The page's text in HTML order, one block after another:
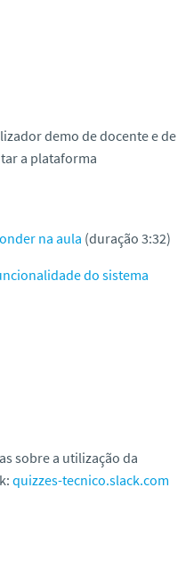
demo de docente e de
a plataforma
na aula (duração 3:32)
do sistema
sobre a utilização da
quizzes-tecnico.slack.com